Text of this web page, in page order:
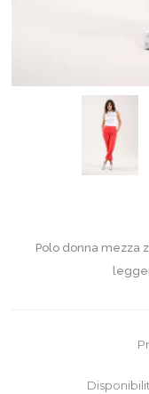
Polo donna mezza